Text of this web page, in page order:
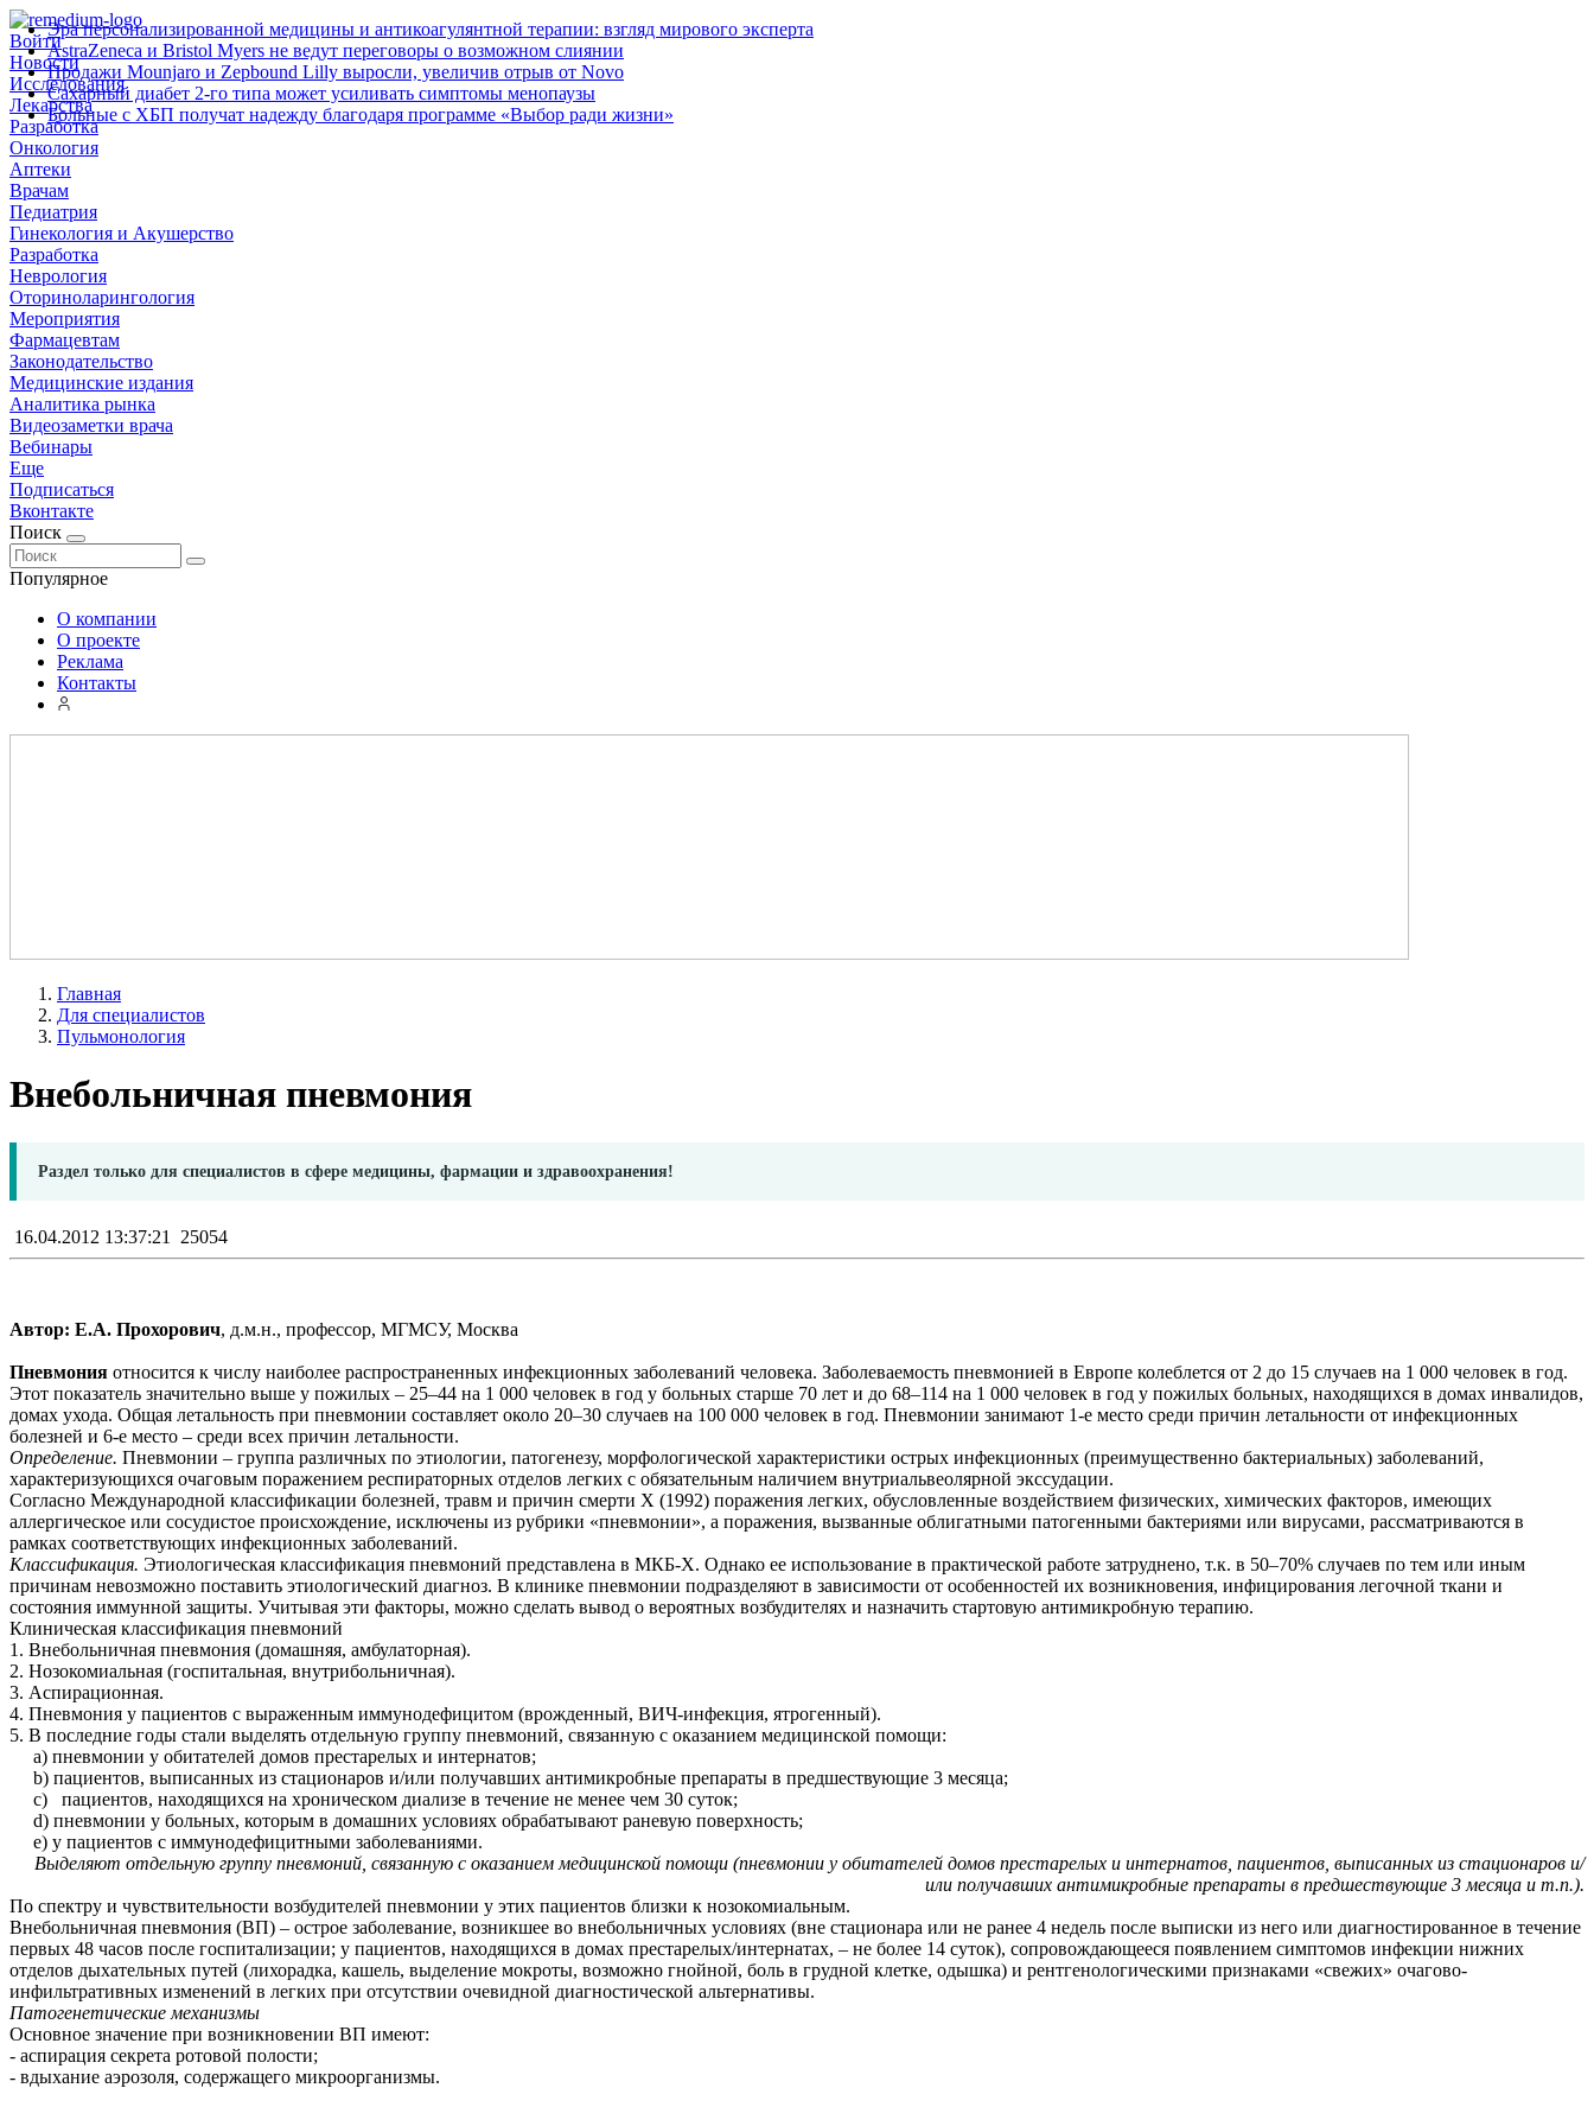
Войти
Новости
Исследования
Лекарства
Разработка
Онкология
Аптеки
Врачам
Педиатрия
Гинекология и Акушерство
Разработка
Неврология
Оториноларингология
Мероприятия
Фармацевтам
Законодательство
Медицинские издания
Аналитика рынка
Видеозаметки врача
Вебинары
Еще
Подписаться
Вконтакте
Поиск
Популярное
Эра персонализированной медицины и антикоагулянтной терапии: взгляд мирового эксперта
AstraZeneca и Bristol Myers не ведут переговоры о возможном слиянии
Продажи Mounjaro и Zepbound Lilly выросли, увеличив отрыв от Novo
Сахарный диабет 2‑го типа может усиливать симптомы менопаузы
Больные с ХБП получат надежду благодаря программе «Выбор ради жизни»
О компании
О проекте
Реклама
Контакты
Главная
Для специалистов
Пульмонология
Внебольничная пневмония
Раздел только для специалистов в сфере медицины, фармации и здравоохранения!
16.04.2012 13:37:21 25054
Автор: Е.А. Прохорович, д.м.н., профессор, МГМСУ, Москва
Пневмония относится к числу наиболее распространенных инфекционных заболеваний человека. Заболеваемость пневмонией в Европе колеблется от 2 до 15 случаев на 1 000 человек в год.
Этот показатель значительно выше у пожилых – 25–44 на 1 000 человек в год у больных старше 70 лет и до 68–114 на 1 000 человек в год у пожилых больных, находящихся в домах инвалидов,
домах ухода. Общая летальность при пневмонии составляет около 20–30 случаев на 100 000 человек в год. Пневмонии занимают 1-е место среди причин летальности от инфекционных
болезней и 6-е место – среди всех причин летальности.
Определение. Пневмонии – группа различных по этиологии, патогенезу, морфологической характеристики острых инфекционных (преимущественно бактериальных) заболеваний,
характеризующихся очаговым поражением респираторных отделов легких с обязательным наличием внутриальвеолярной экссудации.
Согласно Международной классификации болезней, травм и причин смерти Х (1992) поражения легких, обусловленные воздействием физических, химических факторов, имеющих
аллергическое или сосудистое происхождение, исключены из рубрики «пневмонии», а поражения, вызванные облигатными патогенными бактериями или вирусами, рассматриваются в
рамках соответствующих инфекционных заболеваний.
Классификация. Этиологическая классификация пневмоний представлена в МКБ-Х. Однако ее использование в практической работе затруднено, т.к. в 50–70% случаев по тем или иным
причинам невозможно поставить этиологический диагноз. В клинике пневмонии подразделяют в зависимости от особенностей их возникновения, инфицирования легочной ткани и
состояния иммунной защиты. Учитывая эти факторы, можно сделать вывод о вероятных возбудителях и назначить стартовую антимикробную терапию.
Клиническая классификация пневмоний
1. Внебольничная пневмония (домашняя, амбулаторная).
2. Нозокомиальная (госпитальная, внутрибольничная).
3. Аспирационная.
4. Пневмония у пациентов с выраженным иммунодефицитом (врожденный, ВИЧ-инфекция, ятрогенный).
5. В последние годы стали выделять отдельную группу пневмоний, связанную с оказанием медицинской помощи:
a) пневмонии у обитателей домов престарелых и интернатов;
b) пациентов, выписанных из стационаров и/или получавших антимикробные препараты в предшествующие 3 месяца;
c)
пациентов, находящихся на хроническом диализе в течение не менее чем 30 суток;
d) пневмонии у больных, которым в домашних условиях обрабатывают раневую поверхность;
e) у пациентов с иммунодефицитными заболеваниями.
Выделяют отдельную группу пневмоний, связанную с оказанием медицинской помощи (пневмонии у обитателей домов престарелых и интернатов, пациентов, выписанных из стационаров и/
или получавших антимикробные препараты в предшествующие 3 месяца и т.п.).
По спектру и чувствительности возбудителей пневмонии у этих пациентов близки к нозокомиальным.
Внебольничная пневмония (ВП) – острое заболевание, возникшее во внебольничных условиях (вне стационара или не ранее 4 недель после выписки из него или диагностированное в течение
первых 48 часов после госпитализации; у пациентов, находящихся в домах престарелых/интернатах, – не более 14 суток), сопровождающееся появлением симптомов инфекции нижних
отделов дыхательных путей (лихорадка, кашель, выделение мокроты, возможно гнойной, боль в грудной клетке, одышка) и рентгенологическими признаками «свежих» очагово-
инфильтративных изменений в легких при отсутствии очевидной диагностической альтернативы.
Патогенетические механизмы
Основное значение при возникновении ВП имеют:
- аспирация секрета ротовой полости;
- вдыхание аэрозоля, содержащего микроорганизмы.